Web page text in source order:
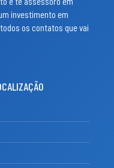
investimento em
os contatos que vai